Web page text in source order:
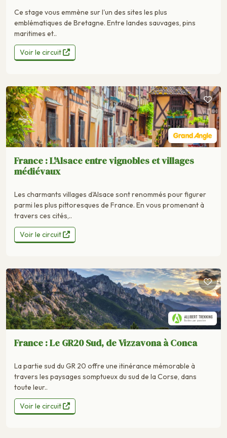
Ce stage vous emmène sur l'un des sites les plus
emblématiques de Bretagne. Entre landes sauvages, pins
maritimes et..
Voir le circuit
France : L'Alsace entre vignobles et villages
médiévaux
Les charmants villages d'Alsace sont renommés pour figurer
parmi les plus pittoresques de France. En vous promenant à
travers ces cités,..
Voir le circuit
France : Le GR20 Sud, de Vizzavona à Conca
La partie sud du GR 20 offre une itinérance mémorable à
travers les paysages somptueux du sud de la Corse, dans
toute leur..
Voir le circuit